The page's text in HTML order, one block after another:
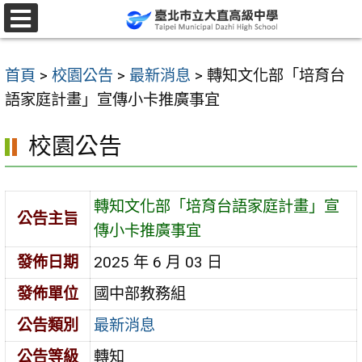
跳
至
要
內
區
首頁 > 校園公告 > 最新消息 > 轉知文化部「培育台
語家庭計畫」宣傳小卡推廣事宜
校園公告
公告主旨
轉知文化部「培育台語家庭計畫」宣
傳小卡推廣事宜
發佈日期
2025 年 6 月 03 日
發佈單位
國中部教務組
公告類別
最新消息
公告等級
轉知
選
單